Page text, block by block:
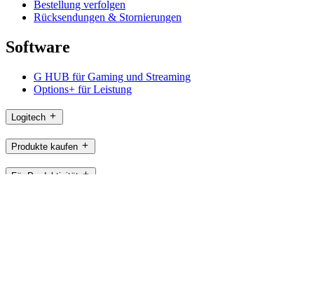
Bestellung verfolgen
Rücksendungen & Stornierungen
Software
G HUB für Gaming und Streaming
Options+ für Leistung
Logitech
Produkte kaufen
Für Produktivität